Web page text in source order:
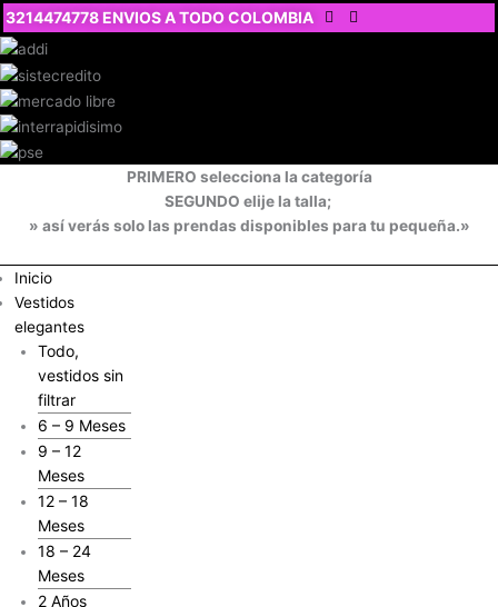
Ir
al
contenido
3214474778 ENVIOS A TODO COLOMBIA
PRIMERO selecciona la categoría
SEGUNDO elije la talla;
» así verás solo las prendas disponibles para tu pequeña.»
Inicio
Vestidos
elegantes
Todo,
vestidos sin
filtrar
6 – 9 Meses
9 – 12
Meses
12 – 18
Meses
18 – 24
Meses
2 Años